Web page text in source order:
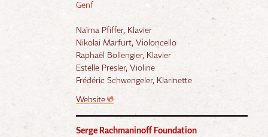
Genf
Naïma Pfiffer, Klavier
Nikolai Marfurt, Violoncello
Raphaël Bollengier, Klavier
Estelle Presler, Violine
Frédéric Schwengeler, Klarinette
Website
Serge Rachmaninoff Foundation